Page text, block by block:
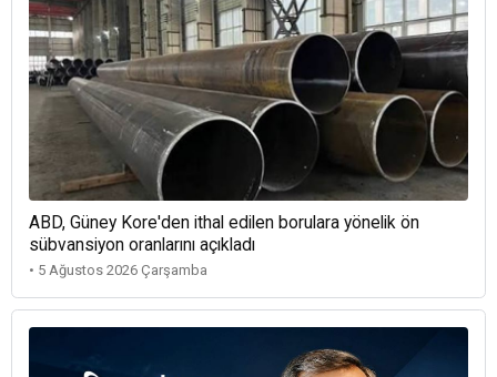
ABD, Güney Kore'den ithal edilen borulara yönelik ön
sübvansiyon oranlarını açıkladı
• 5 Ağustos 2026 Çarşamba